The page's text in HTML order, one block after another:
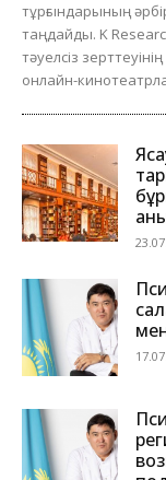
тұрғындарының
таңдайды. K
тәуелсіз
онлайн-